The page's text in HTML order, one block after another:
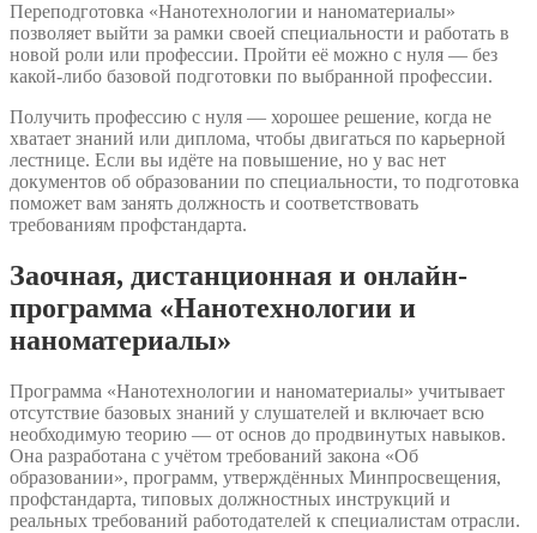
Переподготовка «Нанотехнологии и наноматериалы»
позволяет выйти за рамки своей специальности и работать в
новой роли или профессии. Пройти её можно с нуля — без
какой-либо базовой подготовки по выбранной профессии.
Получить профессию с нуля — хорошее решение, когда не
хватает знаний или диплома, чтобы двигаться по карьерной
лестнице. Если вы идёте на повышение, но у вас нет
документов об образовании по специальности, то подготовка
поможет вам занять должность и соответствовать
требованиям профстандарта.
Заочная, дистанционная и онлайн-
программа «Нанотехнологии и
наноматериалы»
Программа «Нанотехнологии и наноматериалы» учитывает
отсутствие базовых знаний у слушателей и включает всю
необходимую теорию — от основ до продвинутых навыков.
Она разработана с учётом требований закона «Об
образовании», программ, утверждённых Минпросвещения,
профстандарта, типовых должностных инструкций и
реальных требований работодателей к специалистам отрасли.